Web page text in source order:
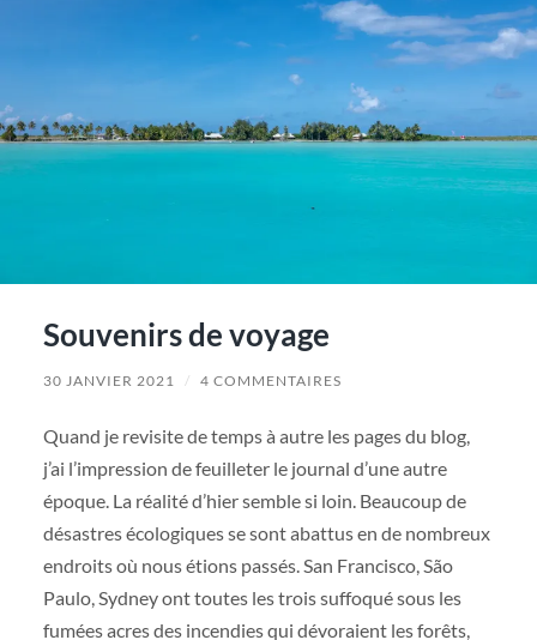
Souvenirs de voyage
30 JANVIER 2021 / 4 COMMENTAIRES
Quand je revisite de temps à autre les pages du blog,
j’ai l’impression de feuilleter le journal d’une autre
époque. La réalité d’hier semble si loin. Beaucoup de
désastres écologiques se sont abattus en de nombreux
endroits où nous étions passés. San Francisco, São
Paulo, Sydney ont toutes les trois suffoqué sous les
fumées acres des incendies qui dévoraient les forêts,